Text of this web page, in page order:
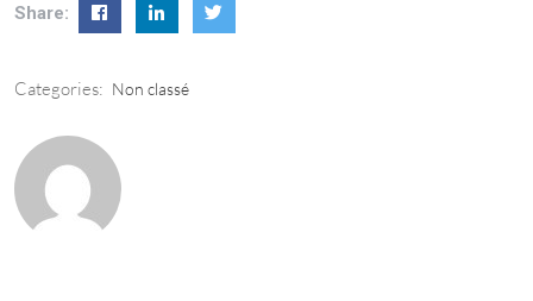
Share:
Categories: Non classé